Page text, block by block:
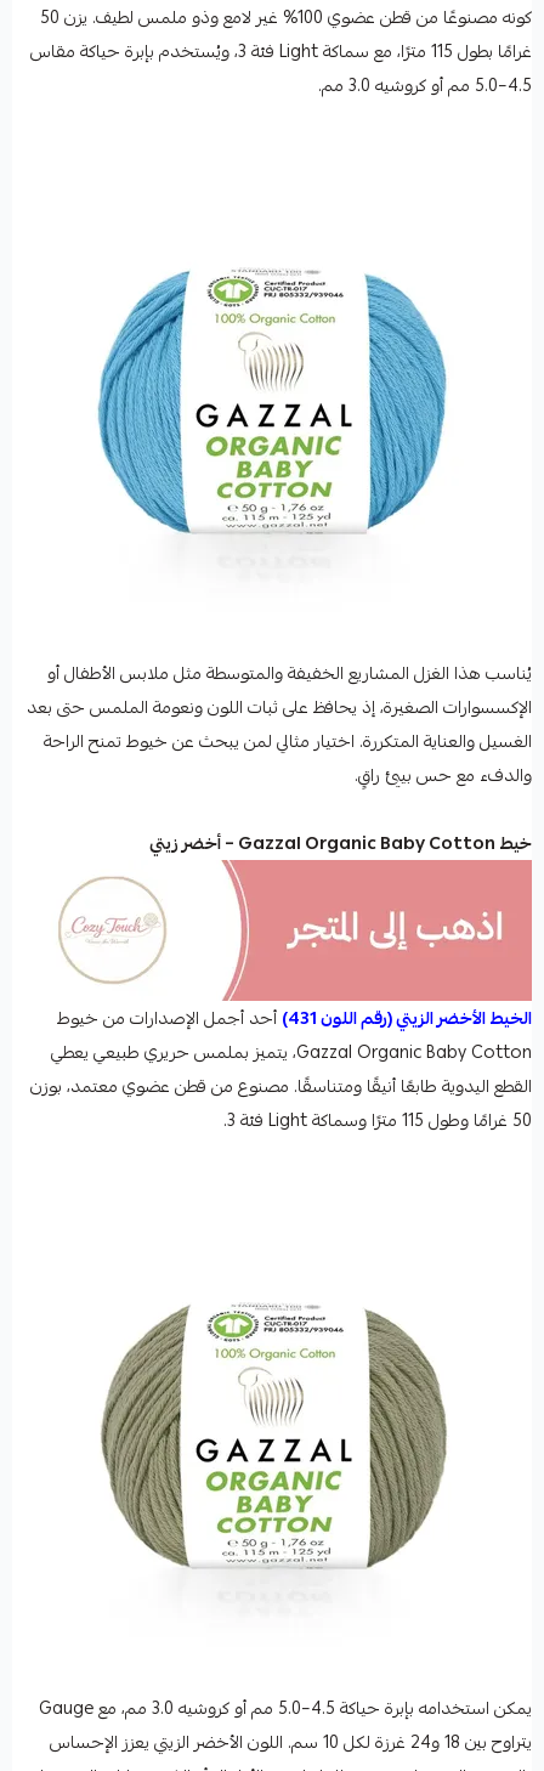
كونه مصنوعًا من قطن عضوي 100% غير لامع وذو ملمس لطيف. يزن 50
غرامًا بطول 115 مترًا، مع سماكة Light فئة 3، ويُستخدم بإبرة حياكة مقاس
4.5–5.0 مم أو كروشيه 3.0 مم.
يُناسب هذا الغزل المشاريع الخفيفة والمتوسطة مثل ملابس الأطفال أو
الإكسسوارات الصغيرة، إذ يحافظ على ثبات اللون ونعومة الملمس حتى بعد
الغسيل والعناية المتكررة. اختيار مثالي لمن يبحث عن خيوط تمنح الراحة
والدفء مع حس بيئي راقٍ.
خيط Gazzal Organic Baby Cotton – أخضر زيتي
الخيط الأخضر الزيتي (رقم اللون 431)
أحد أجمل الإصدارات من خيوط
Gazzal Organic Baby Cotton، يتميز بملمس حريري طبيعي يعطي
القطع اليدوية طابعًا أنيقًا ومتناسقًا. مصنوع من قطن عضوي معتمد، بوزن
50 غرامًا وطول 115 مترًا وسماكة Light فئة 3.
يمكن استخدامه بإبرة حياكة 4.5–5.0 مم أو كروشيه 3.0 مم، مع Gauge
يتراوح بين 18 و24 غرزة لكل 10 سم. اللون الأخضر الزيتي يعزز الإحساس